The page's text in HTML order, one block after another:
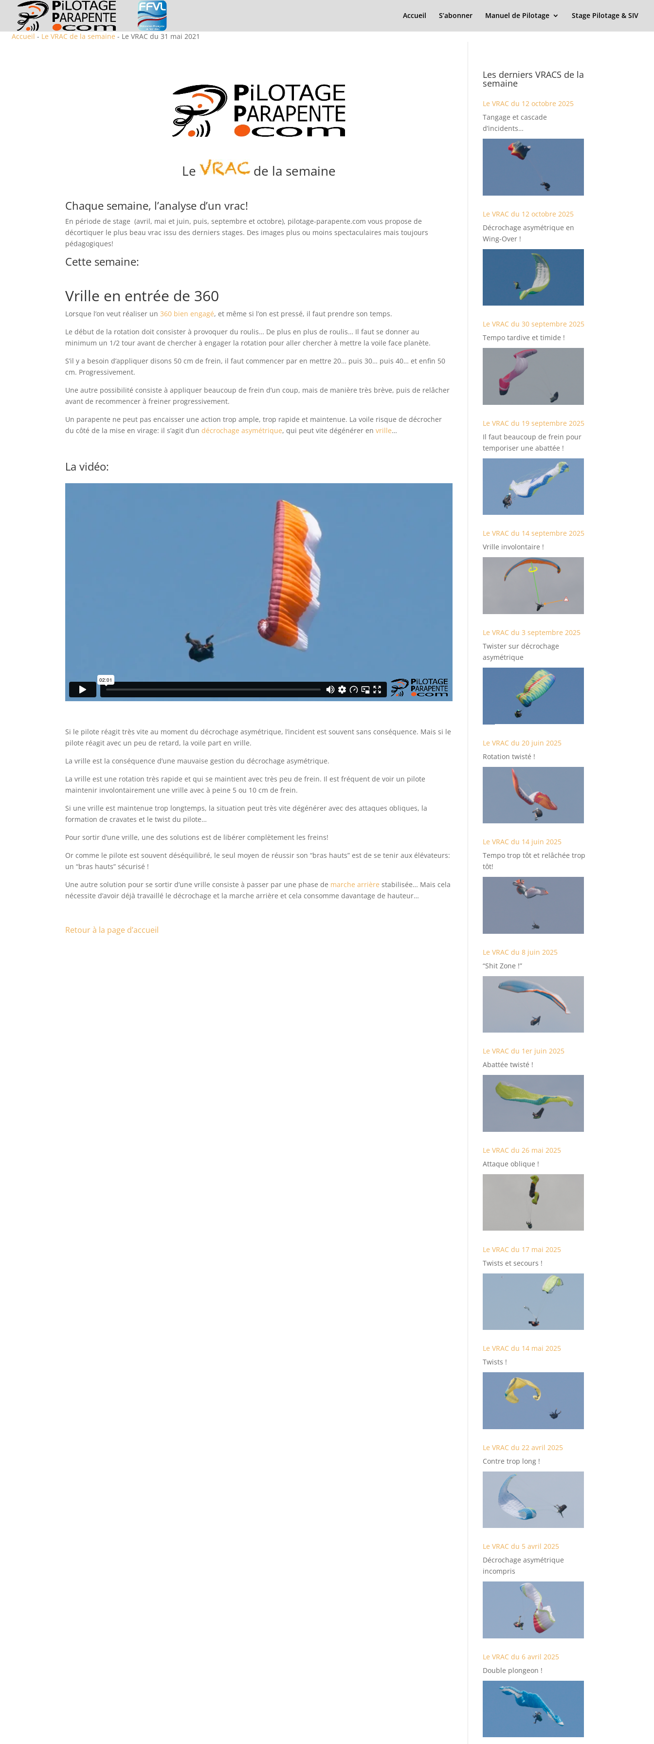
Accueil S’abonner Manuel de Pilotage Stage Pilotage & SIV
Accueil - Le VRAC de la semaine - Le VRAC du 31 mai 2021
Le de la semaine
Chaque semaine, l’analyse d’un vrac!
En période de stage (avril, mai et juin, puis, septembre et octobre), pilotage-parapente.com vous propose de
décortiquer le plus beau vrac issu des derniers stages. Des images plus ou moins spectaculaires mais toujours
pédagogiques!
Cette semaine:
Vrille en entrée de 360
Lorsque l’on veut réaliser un360 bien engagé, et même si l’on est pressé, il faut prendre son temps.
Le début de la rotation doit consister à provoquer du roulis… De plus en plus de roulis… Il faut se donner au
minimum un 1/2 tour avant de chercher à engager la rotation pour aller chercher à mettre la voile face planète.
S’il y a besoin d’appliquer disons 50 cm de frein, il faut commencer par en mettre 20… puis 30… puis 40… et enfin 50
cm. Progressivement.
Une autre possibilité consiste à appliquer beaucoup de frein d’un coup, mais de manière très brève, puis de relâcher
avant de recommencer à freiner progressivement.
Un parapente ne peut pas encaisser une action trop ample, trop rapide et maintenue. La voile risque de décrocher
du côté de la mise en virage: il s’agit d’undécrochage asymétrique, qui peut vite dégénérer envrille…
La vidéo:
Si le pilote réagit très vite au moment du décrochage asymétrique, l’incident est souvent sans conséquence. Mais si le
pilote réagit avec un peu de retard, la voile part en vrille.
La vrille est la conséquence d’une mauvaise gestion du décrochage asymétrique.
La vrille est une rotation très rapide et qui se maintient avec très peu de frein. Il est fréquent de voir un pilote
maintenir involontairement une vrille avec à peine 5 ou 10 cm de frein.
Si une vrille est maintenue trop longtemps, la situation peut très vite dégénérer avec des attaques obliques, la
formation de cravates et le twist du pilote…
Pour sortir d’une vrille, une des solutions est de libérer complètement les freins!
Or comme le pilote est souvent déséquilibré, le seul moyen de réussir son “bras hauts” est de se tenir aux élévateurs:
un “bras hauts” sécurisé !
Une autre solution pour se sortir d’une vrille consiste à passer par une phase de marche arrière stabilisée… Mais cela
nécessite d’avoir déjà travaillé le décrochage et la marche arrière et cela consomme davantage de hauteur…
Retour à la page d’accueil
Les derniers VRACS de la
semaine
Le VRAC du 12 octobre 2025
Tangage et cascade
d’incidents…
Le VRAC du 12 octobre 2025
Décrochage asymétrique en
Wing-Over !
Le VRAC du 30 septembre 2025
Tempo tardive et timide !
Le VRAC du 19 septembre 2025
Il faut beaucoup de frein pour
temporiser une abattée !
Le VRAC du 14 septembre 2025
Vrille involontaire !
Le VRAC du 3 septembre 2025
Twister sur décrochage
asymétrique
Le VRAC du 20 juin 2025
Rotation twisté !
Le VRAC du 14 juin 2025
Tempo trop tôt et relâchée trop
tôt!
Le VRAC du 8 juin 2025
“Shit Zone !”
Le VRAC du 1er juin 2025
Abattée twisté !
Le VRAC du 26 mai 2025
Attaque oblique !
Le VRAC du 17 mai 2025
Twists et secours !
Le VRAC du 14 mai 2025
Twists !
Le VRAC du 22 avril 2025
Contre trop long !
Le VRAC du 5 avril 2025
Décrochage asymétrique
incompris
Le VRAC du 6 avril 2025
Double plongeon !